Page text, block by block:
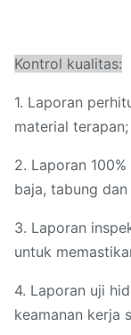
Kontrol kualitas:
1. Laporan
material terapan;
2. Laporan
baja, tabung
3. Laporan
untuk
4. Laporan uji
keamanan kerja